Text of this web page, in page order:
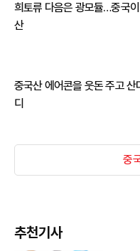
희토류 다음은 광모듈…중국
산
중국산 에어콘을 웃돈 주고 산
디
중
추천기사